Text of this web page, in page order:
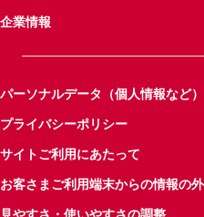
企業情報
パーソナルデータ（個人情報など
プライバシーポリシー
サイトご利用にあたって
お客さまご利用端末からの情報の
見やすさ・使いやすさの調整